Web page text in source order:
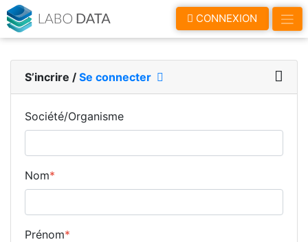
CONNEXION
S’incrire / Se connecter
Société/Organisme
Nom*
Prénom*